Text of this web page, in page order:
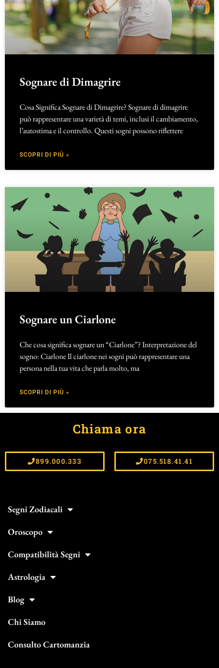
Sognare di Dimagrire
Cosa Significa Sognare di Dimagrire? Sognare di dimagrire
può rappresentare una varietà di temi, inclusi il cambiamento,
l’autostima e il controllo. Questi sogni possono riflettere
SCOPRI DI PIÙ »
Sognare un Ciarlone
Che cosa significa sognare un “Ciarlone”? Interpretazione del
sogno: Ciarlone Il ciarlone nei sogni può rappresentare una
persona nella tua vita che parla molto, ma
SCOPRI DI PIÙ »
Chiama ora
899.000.333 075.518.41.41
Segni Zodiacali
Oroscopo
Compatibilità Segni
Astrologia
Blog
Chi Siamo
Consulto Cartomanzia